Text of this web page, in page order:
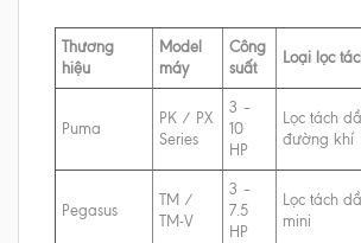
Thương
hiệu
Model
máy
Công
suất
Loại lọc
Puma
PK / PX
Series
3 –
10
HP
Lọc tách
đường khí
Pegasus
TM /
TM-V
3 –
7.5
HP
Lọc tách
mini